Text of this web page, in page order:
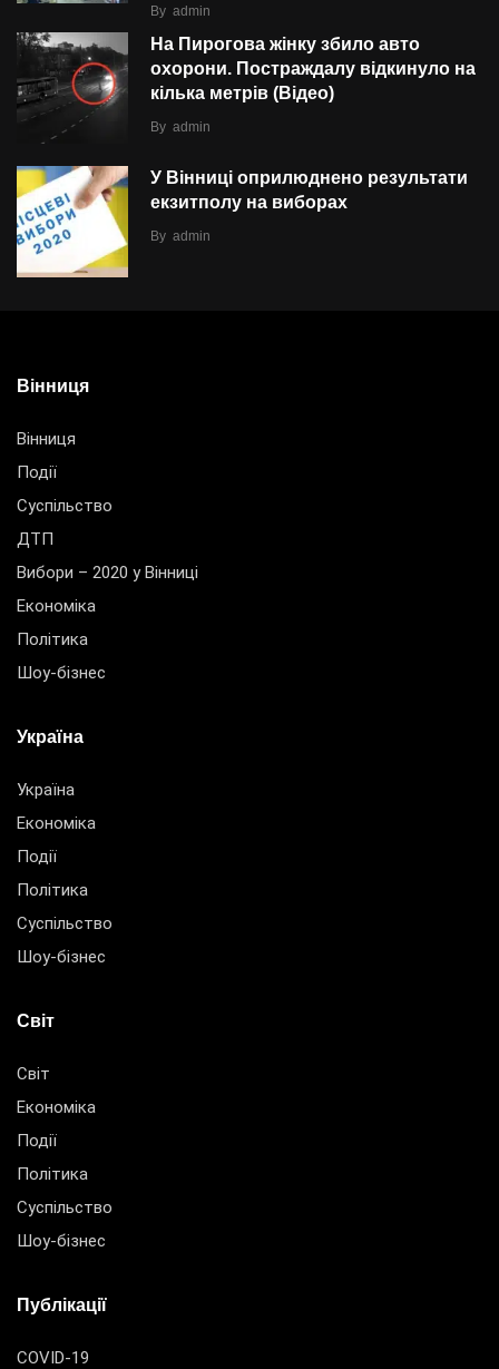
By admin
На Пирогова жінку збило авто
охорони. Постраждалу відкинуло на
кілька метрів (Відео)
By admin
У Вінниці оприлюднено результати
екзитполу на виборах
By admin
Вінниця
Вінниця
Події
Суспільство
ДТП
Вибори – 2020 у Вінниці
Економіка
Політика
Шоу-бізнес
Україна
Україна
Економіка
Події
Політика
Суспільство
Шоу-бізнес
Світ
Світ
Економіка
Події
Політика
Суспільство
Шоу-бізнес
Публікації
COVID-19